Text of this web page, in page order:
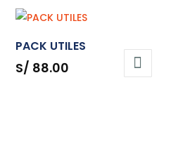
PACK UTILES
S/ 88.00